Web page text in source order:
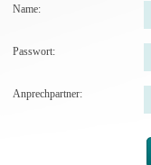
Name:
Passwort:
Anprechpartner: